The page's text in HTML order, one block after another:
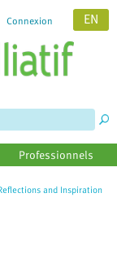
Connexion EN
Professionnels
and Inspiration